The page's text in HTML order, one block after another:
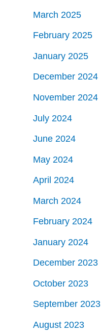
March 2025
February 2025
January 2025
December 2024
November 2024
July 2024
June 2024
May 2024
April 2024
March 2024
February 2024
January 2024
December 2023
October 2023
September 2023
August 2023